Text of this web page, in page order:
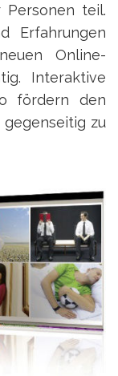
Personen teil.
Erfahrungen
Online-
Interaktive
fördern den
zu